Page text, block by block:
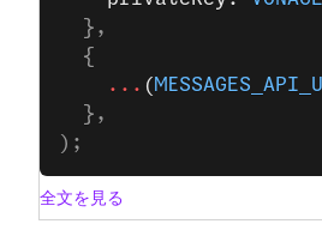
  },
  {
    ...
(
  },
);
全文を見る